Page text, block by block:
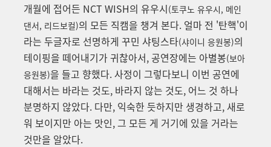
개월에 접어든 NCT WISH의 유우시(토쿠노 유우시, 메인
댄서, 리드보컬)의 모든 직캠을 챙겨 본다. 얼마 전 '탄핵'이
라는 두글자로 선명하게 꾸민 샤팅스타(샤이니 응원봉)의
테이핑을 떼어내기가 귀찮아서, 공연장에는 아별봉(보아
응원봉)을 들고 향했다. 사정이 그렇다보니 이번 공연에
대해서는 바라는 것도, 바라지 않는 것도, 어느 것 하나
분명하지 않았다. 다만, 익숙한 듯하지만 생경하고, 새로
워 보이지만 아는 맛인, 그 모든 게 거기에 있을 거라는
것만을 알았다.